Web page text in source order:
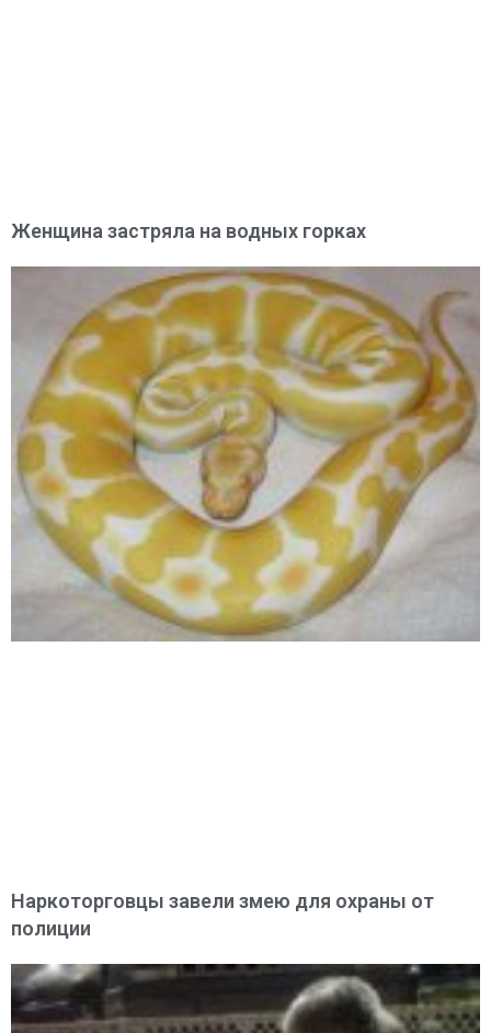
Женщина застряла на водных горках
Наркоторговцы завели змею для охраны от
полиции